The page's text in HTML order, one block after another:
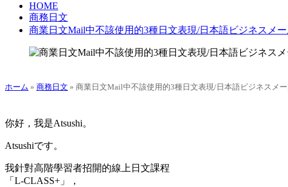
HOME
商務日文
商業日文Mail中不該使用的3種日文表現/日本語ビジネスメ
ホーム » 商務日文 » 商業日文Mail中不該使用的3種日文表現/日本語ビジネスメ
你好，我是Atsushi。
Atsushiです。
我針對高階學習者招開的線上日文課程
「L-CLASS+」，